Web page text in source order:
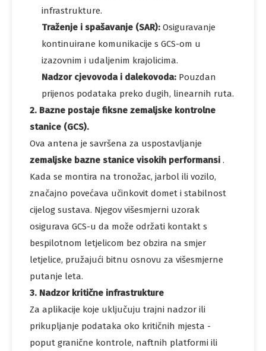
infrastrukture.
Traženje i spašavanje (SAR): Osiguravanje
kontinuirane komunikacije s GCS-om u
izazovnim i udaljenim krajolicima.
Nadzor cjevovoda i dalekovoda: Pouzdan
prijenos podataka preko dugih, linearnih ruta.
2. Bazne postaje fiksne zemaljske kontrolne
stanice (GCS).
Ova antena je savršena za uspostavljanje
zemaljske bazne stanice visokih performansi .
Kada se montira na tronožac, jarbol ili vozilo,
značajno povećava učinkovit domet i stabilnost
cijelog sustava. Njegov višesmjerni uzorak
osigurava GCS-u da može održati kontakt s
bespilotnom letjelicom bez obzira na smjer
letjelice, pružajući bitnu osnovu za višesmjerne
putanje leta.
3. Nadzor kritične infrastrukture
Za aplikacije koje uključuju trajni nadzor ili
prikupljanje podataka oko kritičnih mjesta -
poput granične kontrole, naftnih platformi ili